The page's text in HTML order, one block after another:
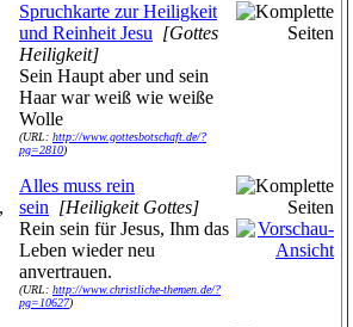
Spruchkarte zur Heiligkeit
und Reinheit Jesu [Gottes
Heiligkeit]
Sein Haupt aber und sein
Haar war weiß wie weiße
Wolle
(URL: http://www.gottesbotschaft.de/?
pg=2810)
Alles muss rein
sein [Heiligkeit Gottes]
Rein sein für Jesus, Ihm das
Leben wieder neu
anvertrauen.
(URL: http://www.christliche-themen.de/?
pg=10627)